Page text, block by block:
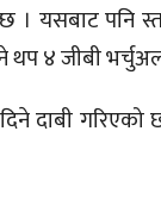
यसबाट पनि
४ जीबी
दाबी गरिएको